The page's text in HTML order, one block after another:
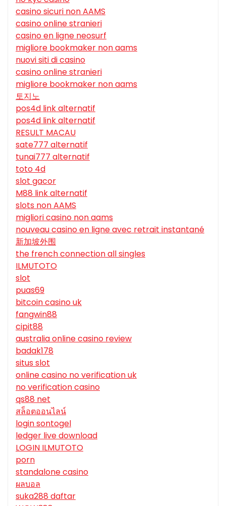
casino sicuri non AAMS
casino online stranieri
casino en ligne neosurf
migliore bookmaker non aams
nuovi siti di casino
casino online stranieri
migliore bookmaker non aams
토지노
pos4d link alternatif
pos4d link alternatif
RESULT MACAU
sate777 alternatif
tunai777 alternatif
toto 4d
slot gacor
M88 link alternatif
slots non AAMS
migliori casino non aams
nouveau casino en ligne avec retrait instantané
新加坡外围
the french connection all singles
ILMUTOTO
slot
puas69
bitcoin casino uk
fangwin88
cipit88
australia online casino review
badak178
situs slot
online casino no verification uk
no verification casino
qs88 net
สล็อตออนไลน์
login sontogel
ledger live download
LOGIN ILMUTOTO
porn
standalone casino
ผลบอล
suka288 daftar